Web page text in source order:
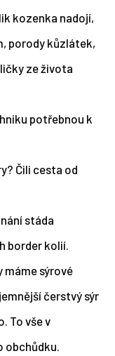
kozenka nadojí,
porody kůzlátek,
ze života
potřebnou k
Čili cesta od
stáda
border kolií.
máme sýrové
čerstvý sýr
To vše v